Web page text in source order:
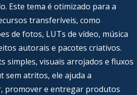
Este tema é otimizado para a
transferíveis, como
de fotos, LUTs de vídeo, música
autorais e pacotes criativos.
simples, visuais arrojados e fluxos
sem atritos, ele ajuda a
promover e entregar produtos